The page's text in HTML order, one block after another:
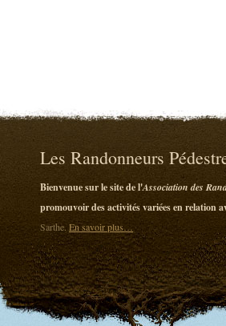
Les Randonneurs
Bienvenue sur le site de l'Association des
promouvoir des activités variées en relation
Sarthe.En savoir plus…